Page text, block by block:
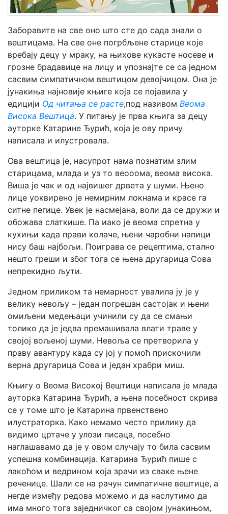
Заборавите на све оно што сте до сада знали о
вештицама. На све оне погрбљене старице које
вребају децу у мраку, на њихове кукасте носеве и
грозне брадавице на лицу и упознајте се са једном
сасвим симпатичном вештицом девојчицом. Она је
јунакиња најновије књиге која се појавила у
едицији Од читања се расте,под називом Веома
Висока Вештица. У питању је прва књига за децу
ауторке Катарине Ђурић, која је ову причу
написала и илустровала.
Ова вештица је, насупрот нама познатим злим
старицама, млада и уз то веооома, веома висока.
Виша је чак и од највишег дрвета у шуми. Њено
лице уоквирено је немирним локнама и красе га
ситне пегице. Увек је насмејана, воли да се дружи и
обожава слаткише. Па иако је веома спретна у
кухињи када прави колаче, њени чаробни напици
нису баш најбољи. Поиграва се рецептима, стално
нешто греши и због тога се њена другарица Сова
непрекидно љути.
Једном приликом та немарност увалила ју је у
велику невољу – један погрешан састојак и њени
омиљени медењаци учинили су да се смањи
толико да је једва премашивала влати траве у
својој вољеној шуми. Невоља се претворила у
праву авантуру када су јој у помоћ прискочили
верна другарица Сова и један храбри миш.
Књигу о Веома Високој Вештици написала је млада
ауторка Катарина Ђурић, а њена посебност скрива
се у томе што је Катарина првенствено
илустраторка. Како немамо често прилику да
видимо цртаче у улози писаца, посебно
наглашавамо да је у овом случају то била сасвим
успешна комбинација. Катарина Ђурић пише с
лакоћом и ведрином која зрачи из сваке њене
реченице. Шали се на рачун симпатичне вештице, а
негде између редова можемо и да наслутимо да
има много тога заједничког са својом јунакињом,